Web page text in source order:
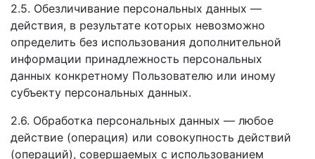
2.5. Обезличивание персональных данных —
действия, в результате которых невозможно
определить без использования дополнительной
информации принадлежность персональных
данных конкретному Пользователю или иному
субъекту персональных данных.
2.6. Обработка персональных данных — любое
действие (операция) или совокупность действий
(операций), совершаемых с использованием